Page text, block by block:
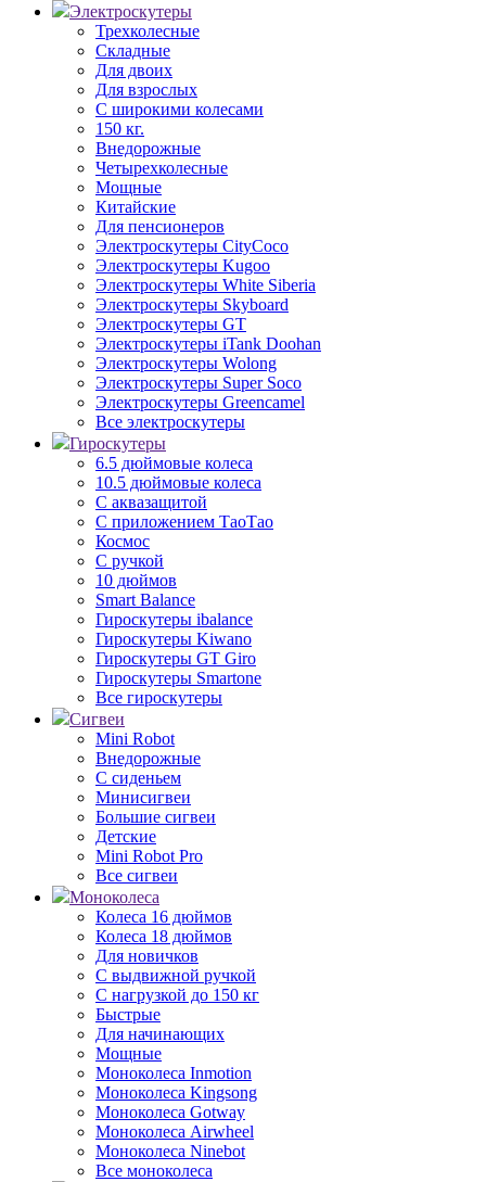
Электроскутеры
Трехколесные
Складные
Для двоих
Для взрослых
С широкими колесами
150 кг.
Внедорожные
Четырехколесные
Мощные
Китайские
Для пенсионеров
Электроскутеры CityCoco
Электроскутеры Kugoo
Электроскутеры White Siberia
Электроскутеры Skyboard
Электроскутеры GT
Электроскутеры iTank Doohan
Электроскутеры Wolong
Электроскутеры Super Soco
Электроскутеры Greencamel
Все электроскутеры
Гироскутеры
6.5 дюймовые колеса
10.5 дюймовые колеса
С аквазащитой
С приложением ТаоТао
Космос
С ручкой
10 дюймов
Smart Balance
Гироскутеры ibalance
Гироскутеры Kiwano
Гироскутеры GT Giro
Гироскутеры Smartone
Все гироскутеры
Сигвеи
Mini Robot
Внедорожные
С сиденьем
Минисигвеи
Большие сигвеи
Детские
Mini Robot Pro
Все сигвеи
Моноколеса
Колеса 16 дюймов
Колеса 18 дюймов
Для новичков
С выдвижной ручкой
С нагрузкой до 150 кг
Быстрые
Для начинающих
Мощные
Моноколеса Inmotion
Моноколеса Kingsong
Моноколеса Gotway
Моноколеса Airwheel
Моноколеса Ninebot
Все моноколеса